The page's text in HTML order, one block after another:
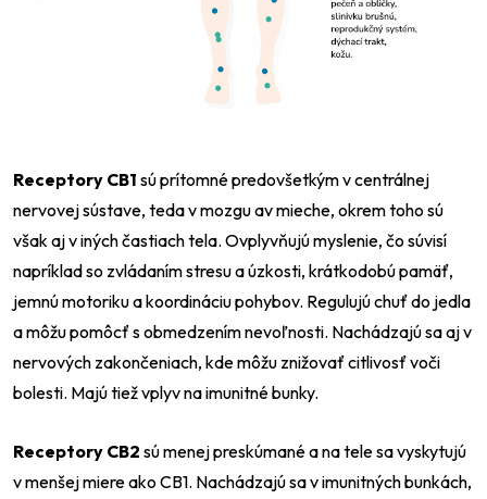
Receptory CB1 sú prítomné predovšetkým v centrálnej
nervovej sústave, teda v mozgu av mieche, okrem toho sú
však aj v iných častiach tela. Ovplyvňujú myslenie, čo súvisí
napríklad so zvládaním stresu a úzkosti, krátkodobú pamäť,
jemnú motoriku a koordináciu pohybov. Regulujú chuť do jedla
a môžu pomôcť s obmedzením nevoľnosti. Nachádzajú sa aj v
nervových zakončeniach, kde môžu znižovať citlivosť voči
bolesti. Majú tiež vplyv na imunitné bunky.
Receptory CB2 sú menej preskúmané a na tele sa vyskytujú
v menšej miere ako CB1. Nachádzajú sa v imunitných bunkách,